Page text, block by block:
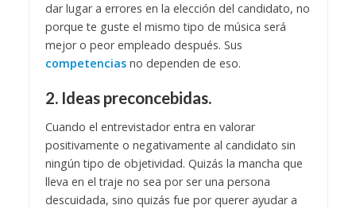
dar lugar a errores en la elección del candidato, no
porque te guste el mismo tipo de música será
mejor o peor empleado después. Sus
competenciasno dependen de eso.
2. Ideas preconcebidas.
Cuando el entrevistador entra en valorar
positivamente o negativamente al candidato sin
ningún tipo de objetividad. Quizás la mancha que
lleva en el traje no sea por ser una persona
descuidada, sino quizás fue por querer ayudar a